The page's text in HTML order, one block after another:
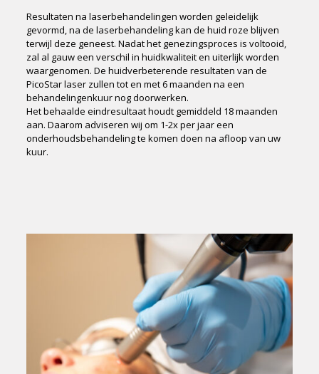
Resultaten na laserbehandelingen worden geleidelijk
gevormd, na de laserbehandeling kan de huid roze blijven
terwijl deze geneest. Nadat het genezingsproces is voltooid,
zal al gauw een verschil in huidkwaliteit en uiterlijk worden
waargenomen. De huidverbeterende resultaten van de
PicoStar laser zullen tot en met 6 maanden na een
behandelingenkuur nog doorwerken.
Het behaalde eindresultaat houdt gemiddeld 18 maanden
aan. Daarom adviseren wij om 1-2x per jaar een
onderhoudsbehandeling te komen doen na afloop van uw
kuur.